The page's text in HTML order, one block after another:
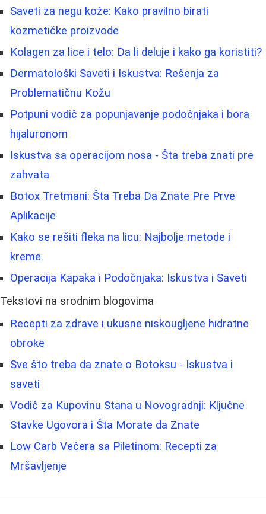
Saveti za negu kože: Kako pravilno birati
kozmetičke proizvode
Kolagen za lice i telo: Da li deluje i kako ga koristiti?
Dermatološki Saveti i Iskustva: Rešenja za
Problematičnu Kožu
Potpuni vodič za popunjavanje podočnjaka i bora
hijaluronom
Iskustva sa operacijom nosa - Šta treba znati pre
zahvata
Botox Tretmani: Šta Treba Da Znate Pre Prve
Aplikacije
Kako se rešiti fleka na licu: Najbolje metode i
kreme
Operacija Kapaka i Podočnjaka: Iskustva i Saveti
Tekstovi na srodnim blogovima
Recepti za zdrave i ukusne niskougljene hidratne
obroke
Sve što treba da znate o Botoksu - Iskustva i
saveti
Vodič za Kupovinu Stana u Novogradnji: Ključne
Stavke Ugovora i Šta Morate da Znate
Low Carb Večera sa Piletinom: Recepti za
Mršavljenje